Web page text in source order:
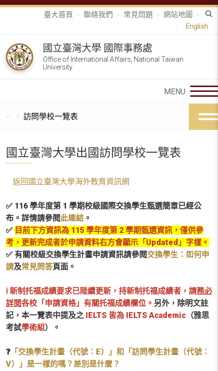
臺大首頁 聯絡我們 常見問題
網站地圖
English
國立臺灣大學 國際事務處
Office of International Affairs, National Taiwan
University
訪問學校一覽表
國立臺灣大學出國訪問學校一覽表
返回國立臺灣大學海外教育資訊網
✅ 116 學年度第 1 學期校級國際交換學生甄選簡章已經公
布。詳情請參閱此連結 。
✅ 目前下方資訊為 115 學年度第 2 學期甄選資訊，僅供參
考，更新完成者於申請資料右方會顯示「Updated」字樣。
✅ 有關校級交換學生計畫申請資訊請參閱交換學生：如何申
請及常見問答頁面。
ℹ️ 新制托福成績要求已陸續更新，持新制托福成績者，請務必
詳閱各校「申請資格」有關托福成績欄位。 另外，除明文註
記，本一覽表中提及之 IELTS 皆為 IELTS Academic （雅思
考試學術組）。
❓「交換學生計畫（代號：E）」和「訪問學生計畫（代號：
V）」是一樣的嗎？差別是什麼？